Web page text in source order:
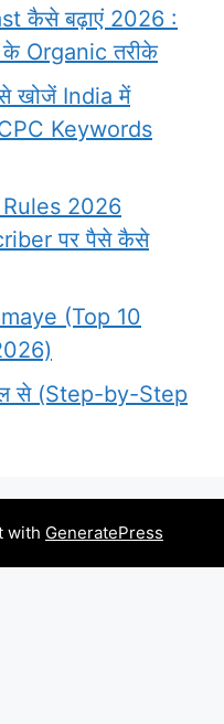
कैसे बढ़ाएं 2026 :
Organic तरीके
खोजें India में
Keywords
2026
पर पैसे कैसे
(Top 10
से (Step-by-Step
with GeneratePress